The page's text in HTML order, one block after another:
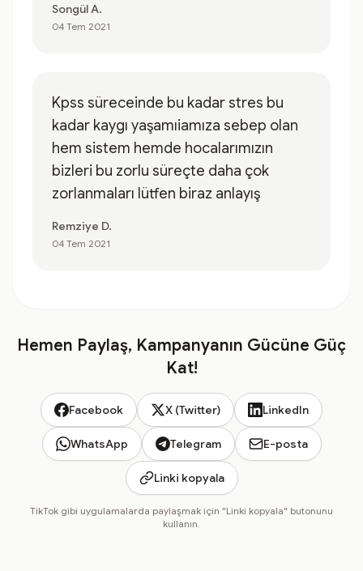
Songül A.
04 Tem 2021
Kpss süreceinde bu kadar stres bu
kadar kaygı yaşamıiamıza sebep olan
hem sistem hemde hocalarımızın
bizleri bu zorlu süreçte daha çok
zorlanmaları lütfen biraz anlayış
Remziye D.
04 Tem 2021
Hemen Paylaş, Kampanyanın Gücüne Güç
Kat!
Facebook X (Twitter) LinkedIn
WhatsApp Telegram E-posta
Linki kopyala
TikTok gibi uygulamalarda paylaşmak için "Linki kopyala" butonunu
kullanın.